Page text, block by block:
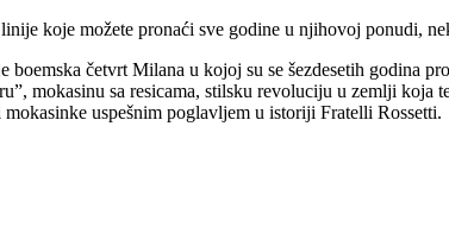
koje možete pronaći sve godine u njihovoj ponudi,
boemska četvrt Milana u kojoj su se šezdesetih godina
mokasinu sa resicama, stilsku revoluciju u zemlji
uspešnim poglavljem u istoriji Fratelli Rossetti.